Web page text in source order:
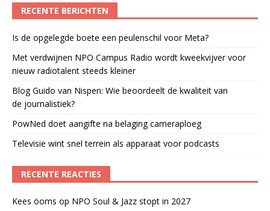
RECENTE BERICHTEN
Is de opgelegde boete een peulenschil voor Meta?
Met verdwijnen NPO Campus Radio wordt kweekvijver voor
nieuw radiotalent steeds kleiner
Blog Guido van Nispen: Wie beoordeelt de kwaliteit van
de journalistiek?
PowNed doet aangifte na belaging cameraploeg
Televisie wint snel terrein als apparaat voor podcasts
RECENTE REACTIES
Kees öoms op NPO Soul & Jazz stopt in 2027